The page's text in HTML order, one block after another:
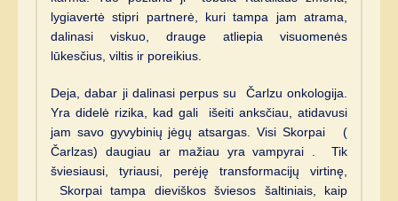
lygiavertė stipri partnerė, kuri tampa jam atrama,
dalinasi viskuo, drauge atliepia visuomenės
lūkesčius, viltis ir poreikius.
Deja, dabar ji dalinasi perpus su Čarlzu onkologija.
Yra didelė rizika, kad gali išeiti anksčiau, atidavusi
jam savo gyvybinių jėgų atsargas. Visi Skorpai (
Čarlzas) daugiau ar mažiau yra vampyrai . Tik
šviesiausi, tyriausi, perėję transformacijų virtinę,
Skorpai tampa dieviškos šviesos šaltiniais, kaip